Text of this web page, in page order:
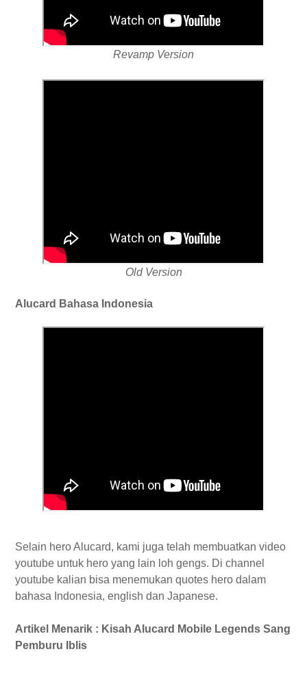
Revamp Version
Old Version
Alucard Bahasa Indonesia
Selain hero Alucard, kami juga telah membuatkan video
youtube untuk hero yang lain loh gengs. Di channel
youtube kalian bisa menemukan quotes hero dalam
bahasa Indonesia, english dan Japanese.
Artikel Menarik : Kisah Alucard Mobile Legends Sang
Pemburu Iblis